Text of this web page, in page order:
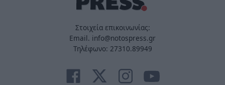
Στοιχεία επικοινωνίας:
Email. info@notospress.gr
Τηλέφωνο: 27310.89949